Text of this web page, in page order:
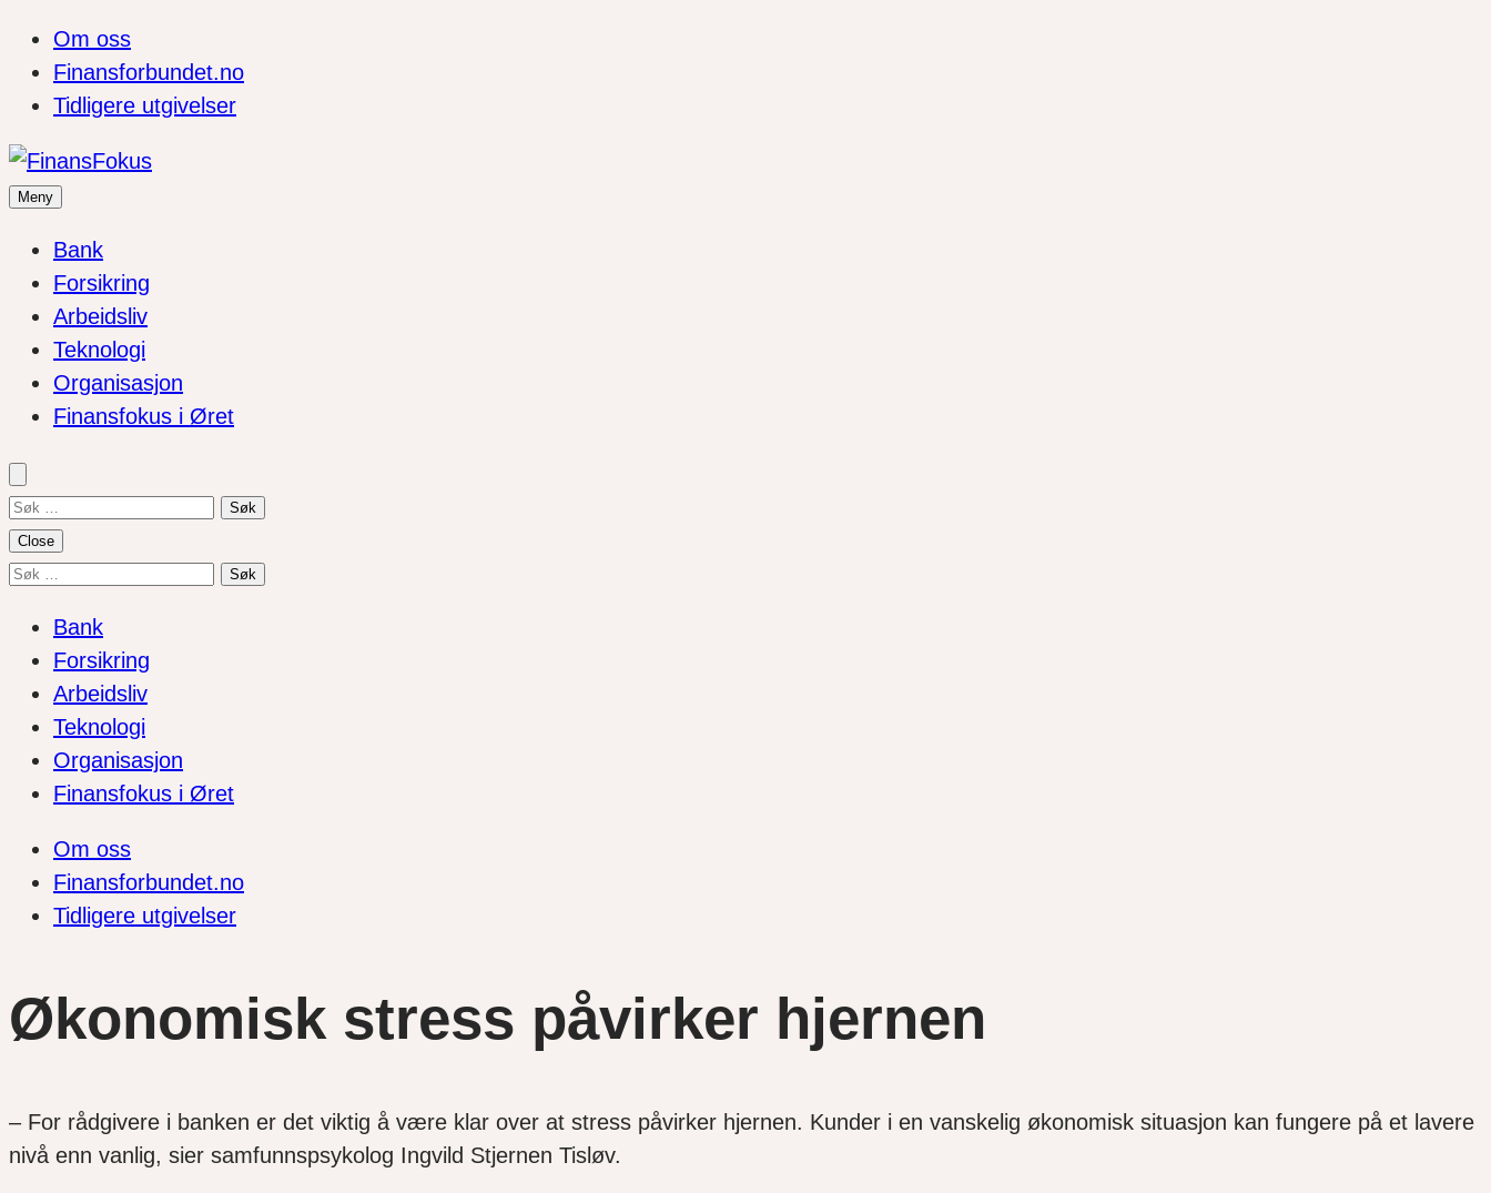
Om oss
Finansforbundet.no
Tidligere utgivelser
Meny
Bank
Forsikring
Arbeidsliv
Teknologi
Organisasjon
Finansfokus i Øret
Søk
etter:
Close
Søk
Bank
Forsikring
Arbeidsliv
Teknologi
Organisasjon
Finansfokus i Øret
Om oss
Finansforbundet.no
Tidligere utgivelser
Økonomisk stress påvirker hjernen
– For rådgivere i banken er det viktig å være klar over at stress påvirker hjernen. Kunder i en vanskelig økonomisk situasjon kan fungere på et lavere
nivå enn vanlig, sier samfunnspsykolog Ingvild Stjernen Tisløv.